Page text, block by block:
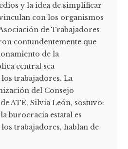
y la idea de simplificar
con los organismos
de Trabajadores
contundentemente que
de la
central sea
trabajadores. La
del Consejo
ATE, Silvia León, sostuvo:
burocracia estatal es
trabajadores, hablan de